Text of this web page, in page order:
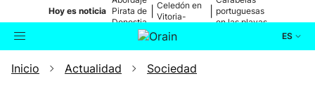
Hoy es noticia Pirata de
Donostia
Celedón en
Vitoria-
portuguesas
en las playas
ES
Buscador Actualidad
Inicio Actualidad Sociedad